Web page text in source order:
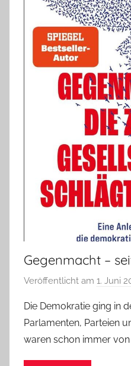
Gegenmacht –
Veröffentlicht am 1. Juni
Die Demokratie ging in
Parlamenten, Parteien
waren schon immer